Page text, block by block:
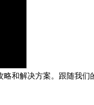
和解决方案。跟随我们